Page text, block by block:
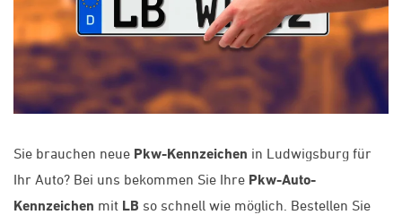
Sie brauchen neue Pkw-Kennzeichen in Ludwigsburg für
Ihr Auto? Bei uns bekommen Sie Ihre Pkw-Auto-
Kennzeichen mit LB so schnell wie möglich. Bestellen Sie